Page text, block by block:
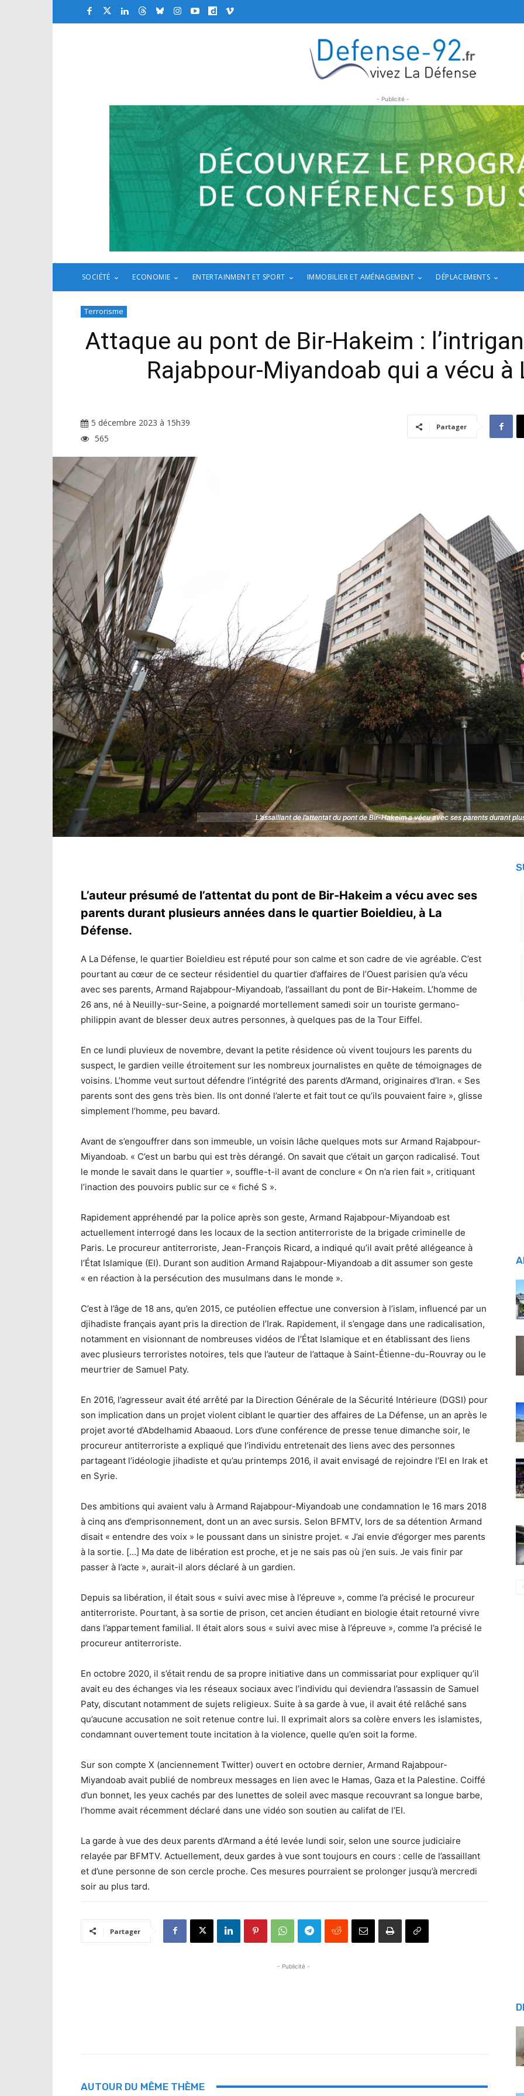
- Publicité -
SOCIÉTÉ ECONOMIE ENTERTAINMENT ET SPORT IMMOBILIER ET AMÉNAGEMENT DÉPLACEMENTS
Terrorisme
Attaque au pont de Bir-Hakeim :
Rajabpour-Miyandoab qui a vécu à
5 décembre 2023 à 15h39
565
Partager
L’assaillant de l’attentat du pont de Bir-Hakeim a vécu avec ses parents durant
L’assaillant de l’attentat du pont de Bir-Hakeim a vécu avec ses parents durant
L’auteur présumé de l’attentat du pont de Bir-Hakeim a vécu avec ses
parents durant plusieurs années dans le quartier Boieldieu, à La
Défense.
A La Défense, le quartier Boieldieu est réputé pour son calme et son cadre de vie agréable. C’est
pourtant au cœur de ce secteur résidentiel du quartier d’affaires de l’Ouest parisien qu’a vécu
avec ses parents, Armand Rajabpour-Miyandoab, l’assaillant du pont de Bir-Hakeim. L’homme de
26 ans, né à Neuilly-sur-Seine, a poignardé mortellement samedi soir un touriste germano-
philippin avant de blesser deux autres personnes, à quelques pas de la Tour Eiffel.
En ce lundi pluvieux de novembre, devant la petite résidence où vivent toujours les parents du
suspect, le gardien veille étroitement sur les nombreux journalistes en quête de témoignages de
voisins. L’homme veut surtout défendre l’intégrité des parents d’Armand, originaires d’Iran. « Ses
parents sont des gens très bien. Ils ont donné l’alerte et fait tout ce qu’ils pouvaient faire », glisse
simplement l’homme, peu bavard.
Avant de s’engouffrer dans son immeuble, un voisin lâche quelques mots sur Armand Rajabpour-
Miyandoab. « C’est un barbu qui est très dérangé. On savait que c’était un garçon radicalisé. Tout
le monde le savait dans le quartier », souffle-t-il avant de conclure « On n’a rien fait », critiquant
l’inaction des pouvoirs public sur ce « fiché S ».
Rapidement appréhendé par la police après son geste, Armand Rajabpour-Miyandoab est
actuellement interrogé dans les locaux de la section antiterroriste de la brigade criminelle de
Paris. Le procureur antiterroriste, Jean-François Ricard, a indiqué qu’il avait prêté allégeance à
l’État Islamique (EI). Durant son audition Armand Rajabpour-Miyandoab a dit assumer son geste
« en réaction à la persécution des musulmans dans le monde ».
C’est à l’âge de 18 ans, qu’en 2015, ce putéolien effectue une conversion à l’islam, influencé par un
djihadiste français ayant pris la direction de l’Irak. Rapidement, il s’engage dans une radicalisation,
notamment en visionnant de nombreuses vidéos de l’État Islamique et en établissant des liens
avec plusieurs terroristes notoires, tels que l’auteur de l’attaque à Saint-Étienne-du-Rouvray ou le
meurtrier de Samuel Paty.
En 2016, l’agresseur avait été arrêté par la Direction Générale de la Sécurité Intérieure (DGSI) pour
son implication dans un projet violent ciblant le quartier des affaires de La Défense, un an après le
projet avorté d’Abdelhamid Abaaoud. Lors d’une conférence de presse tenue dimanche soir, le
procureur antiterroriste a expliqué que l’individu entretenait des liens avec des personnes
partageant l’idéologie jihadiste et qu’au printemps 2016, il avait envisagé de rejoindre l’EI en Irak et
en Syrie.
Des ambitions qui avaient valu à Armand Rajabpour-Miyandoab une condamnation le 16 mars 2018
à cinq ans d’emprisonnement, dont un an avec sursis. Selon BFMTV, lors de sa détention Armand
disait « entendre des voix » le poussant dans un sinistre projet. « J’ai envie d’égorger mes parents
à la sortie. […] Ma date de libération est proche, et je ne sais pas où j’en suis. Je vais finir par
passer à l’acte », aurait-il alors déclaré à un gardien.
Depuis sa libération, il était sous « suivi avec mise à l’épreuve », comme l’a précisé le procureur
antiterroriste. Pourtant, à sa sortie de prison, cet ancien étudiant en biologie était retourné vivre
dans l’appartement familial. Il était alors sous « suivi avec mise à l’épreuve », comme l’a précisé le
procureur antiterroriste.
En octobre 2020, il s’était rendu de sa propre initiative dans un commissariat pour expliquer qu’il
avait eu des échanges via les réseaux sociaux avec l’individu qui deviendra l’assassin de Samuel
Paty, discutant notamment de sujets religieux. Suite à sa garde à vue, il avait été relâché sans
qu’aucune accusation ne soit retenue contre lui. Il exprimait alors sa colère envers les islamistes,
condamnant ouvertement toute incitation à la violence, quelle qu’en soit la forme.
Sur son compte X (anciennement Twitter) ouvert en octobre dernier, Armand Rajabpour-
Miyandoab avait publié de nombreux messages en lien avec le Hamas, Gaza et la Palestine. Coiffé
d’un bonnet, les yeux cachés par des lunettes de soleil avec masque recouvrant sa longue barbe,
l’homme avait récemment déclaré dans une vidéo son soutien au califat de l’EI.
La garde à vue des deux parents d’Armand a été levée lundi soir, selon une source judiciaire
relayée par BFMTV. Actuellement, deux gardes à vue sont toujours en cours : celle de l’assaillant
et d’une personne de son cercle proche. Ces mesures pourraient se prolonger jusqu’à mercredi
soir au plus tard.
Partager
- Publicité -
AUTOUR DU MÊME THÈME